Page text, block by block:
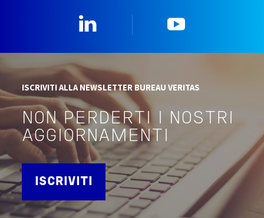
ISCRIVITI ALLA NEWSLETTER BUREAU VERITAS
NON PERDERTI I NOSTRI
AGGIORNAMENTI
ISCRIVITI